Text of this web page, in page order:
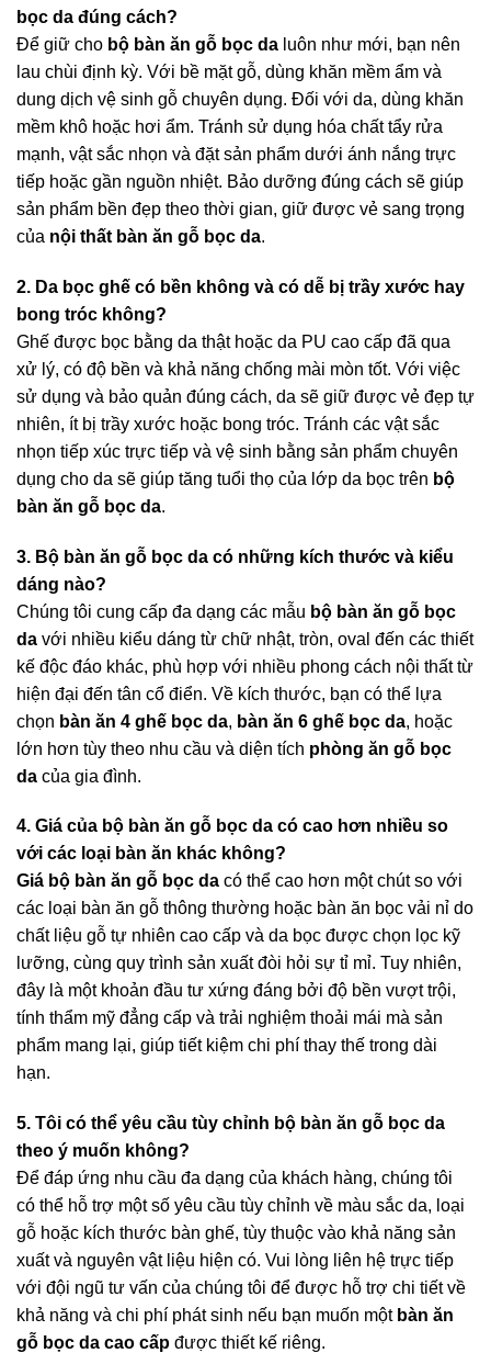
bọc da đúng cách?
Để giữ cho bộ bàn ăn gỗ bọc da luôn như mới, bạn nên
lau chùi định kỳ. Với bề mặt gỗ, dùng khăn mềm ẩm và
dung dịch vệ sinh gỗ chuyên dụng. Đối với da, dùng khăn
mềm khô hoặc hơi ẩm. Tránh sử dụng hóa chất tẩy rửa
mạnh, vật sắc nhọn và đặt sản phẩm dưới ánh nắng trực
tiếp hoặc gần nguồn nhiệt. Bảo dưỡng đúng cách sẽ giúp
sản phẩm bền đẹp theo thời gian, giữ được vẻ sang trọng
của nội thất bàn ăn gỗ bọc da.
2. Da bọc ghế có bền không và có dễ bị trầy xước hay
bong tróc không?
Ghế được bọc bằng da thật hoặc da PU cao cấp đã qua
xử lý, có độ bền và khả năng chống mài mòn tốt. Với việc
sử dụng và bảo quản đúng cách, da sẽ giữ được vẻ đẹp tự
nhiên, ít bị trầy xước hoặc bong tróc. Tránh các vật sắc
nhọn tiếp xúc trực tiếp và vệ sinh bằng sản phẩm chuyên
dụng cho da sẽ giúp tăng tuổi thọ của lớp da bọc trên bộ
bàn ăn gỗ bọc da.
3. Bộ bàn ăn gỗ bọc da có những kích thước và kiểu
dáng nào?
Chúng tôi cung cấp đa dạng các mẫu bộ bàn ăn gỗ bọc
da với nhiều kiểu dáng từ chữ nhật, tròn, oval đến các thiết
kế độc đáo khác, phù hợp với nhiều phong cách nội thất từ
hiện đại đến tân cổ điển. Về kích thước, bạn có thể lựa
chọn bàn ăn 4 ghế bọc da, bàn ăn 6 ghế bọc da, hoặc
lớn hơn tùy theo nhu cầu và diện tích phòng ăn gỗ bọc
da của gia đình.
4. Giá của bộ bàn ăn gỗ bọc da có cao hơn nhiều so
với các loại bàn ăn khác không?
Giá bộ bàn ăn gỗ bọc da có thể cao hơn một chút so với
các loại bàn ăn gỗ thông thường hoặc bàn ăn bọc vải nỉ do
chất liệu gỗ tự nhiên cao cấp và da bọc được chọn lọc kỹ
lưỡng, cùng quy trình sản xuất đòi hỏi sự tỉ mỉ. Tuy nhiên,
đây là một khoản đầu tư xứng đáng bởi độ bền vượt trội,
tính thẩm mỹ đẳng cấp và trải nghiệm thoải mái mà sản
phẩm mang lại, giúp tiết kiệm chi phí thay thế trong dài
hạn.
5. Tôi có thể yêu cầu tùy chỉnh bộ bàn ăn gỗ bọc da
theo ý muốn không?
Để đáp ứng nhu cầu đa dạng của khách hàng, chúng tôi
có thể hỗ trợ một số yêu cầu tùy chỉnh về màu sắc da, loại
gỗ hoặc kích thước bàn ghế, tùy thuộc vào khả năng sản
xuất và nguyên vật liệu hiện có. Vui lòng liên hệ trực tiếp
với đội ngũ tư vấn của chúng tôi để được hỗ trợ chi tiết về
khả năng và chi phí phát sinh nếu bạn muốn một bàn ăn
gỗ bọc da cao cấp được thiết kế riêng.